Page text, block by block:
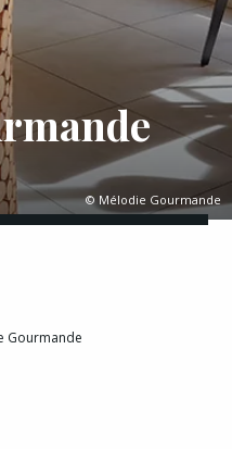
© Mélodie Gourmande
Gourmande